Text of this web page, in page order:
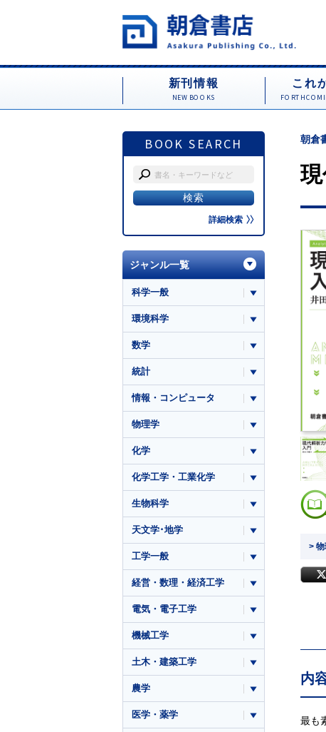
新刊情報
NEW BOOKS
これ
BOOK SEARCH
詳細検索
朝倉
>
内
最も
ジャンル一覧
科学一般
環境科学
数学
統計
情報・コンピュータ
物理学
化学
化学工学・工業化学
生物科学
天文学･地学
工学一般
経営・数理・経済工学
電気・電子工学
機械工学
土木・建築工学
農学
医学・薬学